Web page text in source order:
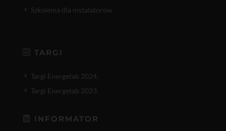
Szkolenia dla instalatorów
TARGI
Targi Energetab 2024.
Targi Energetab 2023.
INFORMATOR